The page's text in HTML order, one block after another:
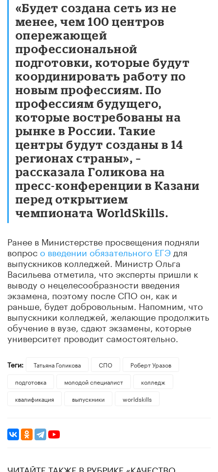
«Будет создана сеть из не
менее, чем 100 центров
опережающей
профессиональной
подготовки, которые будут
координировать работу по
новым профессиям. По
профессиям будущего,
которые востребованы на
рынке в России. Такие
центры будут созданы в 14
регионах страны», –
рассказала Голикова на
пресс-конференции в Казани
перед открытием
чемпионата WorldSkills.
Ранее в Министерстве просвещения подняли
вопрос о введении обязательного ЕГЭ для
выпускников колледжей. Министр Ольга
Васильева отметила, что эксперты пришли к
выводу о нецелесообразности введения
экзамена, поэтому после СПО он, как и
раньше, будет добровольным. Напомним, что
выпускники колледжей, желающие продолжить
обучение в вузе, сдают экзамены, которые
университет проводит самостоятельно.
Теги: ​Татьяна Голикова СПО
Роберт Уразов
подготовка
​молодой специалист
колледж
квалификация
выпускники worldskills